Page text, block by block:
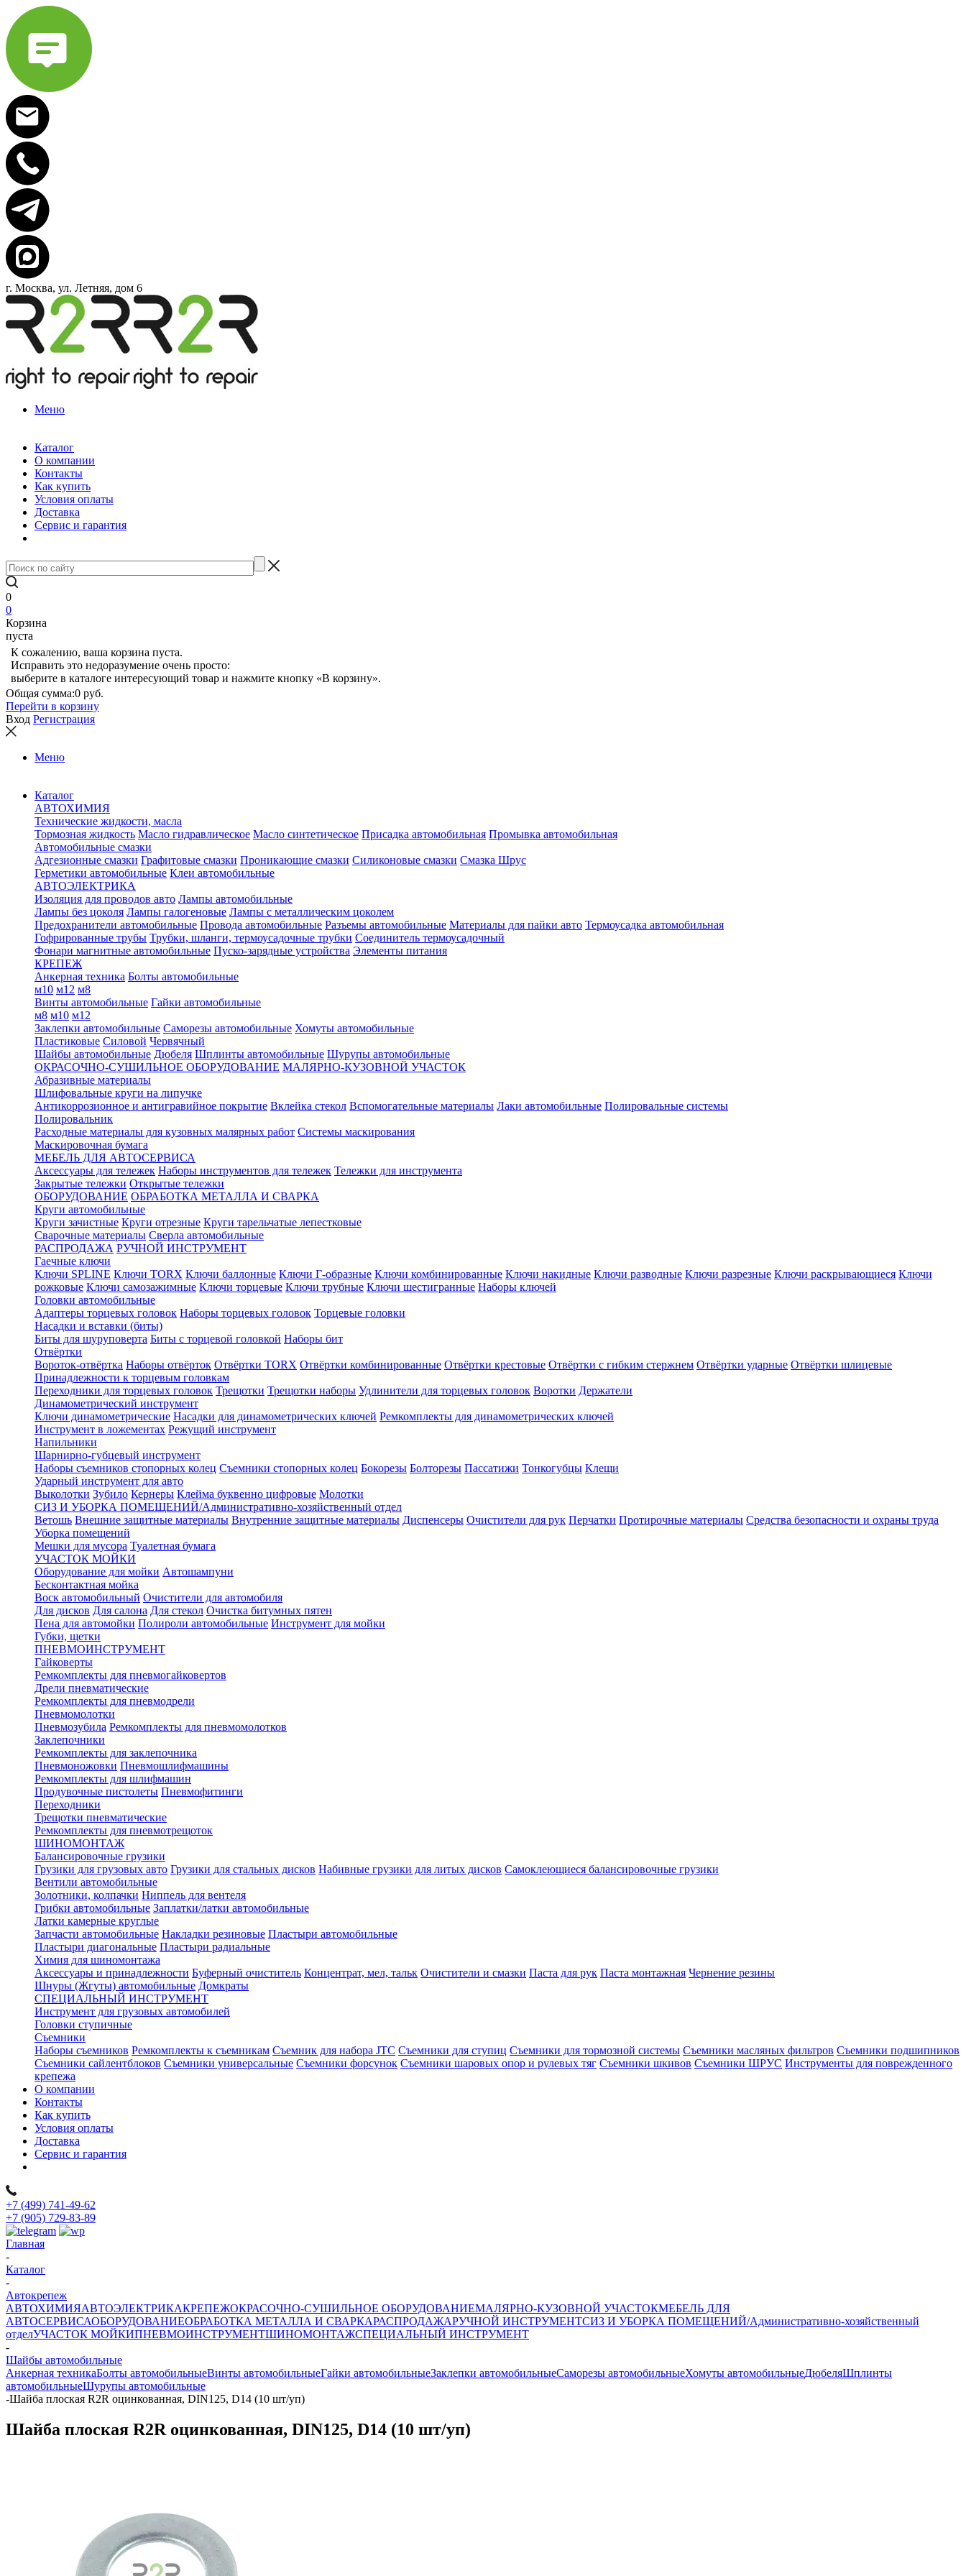
г. Москва, ул. Летняя, дом 6
Меню
Каталог
О компании
Контакты
Как купить
Условия оплаты
Доставка
Сервис и гарантия
0
0
Корзина
пуста
К сожалению, ваша корзина пуста.
Исправить это недоразумение очень просто:
выберите в каталоге интересующий товар и нажмите кнопку «В корзину».
Общая сумма:0 руб.
Перейти в корзину
Вход Регистрация
Меню
Каталог
АВТОХИМИЯ
Технические жидкости, масла
Тормозная жидкость Масло гидравлическое Масло синтетическое Присадка автомобильная Промывка автомобильная
Автомобильные смазки
Адгезионные смазки Графитовые смазки Проникающие смазки Силиконовые смазки Смазка Шрус
Герметики автомобильные Клеи автомобильные
АВТОЭЛЕКТРИКА
Изоляция для проводов авто Лампы автомобильные
Лампы без цоколя Лампы галогеновые Лампы с металлическим цоколем
Предохранители автомобильные Провода автомобильные Разъемы автомобильные Материалы для пайки авто Термоусадка автомобильная
Гофрированные трубы Трубки, шланги, термоусадочные трубки Соединитель термоусадочный
Фонари магнитные автомобильные Пуско-зарядные устройства Элементы питания
КРЕПЕЖ
Анкерная техника Болты автомобильные
м10 м12 м8
Винты автомобильные Гайки автомобильные
м8 м10 м12
Заклепки автомобильные Саморезы автомобильные Хомуты автомобильные
Пластиковые Силовой Червячный
Шайбы автомобильные Дюбеля Шплинты автомобильные Шурупы автомобильные
ОКРАСОЧНО-СУШИЛЬНОЕ ОБОРУДОВАНИЕ МАЛЯРНО-КУЗОВНОЙ УЧАСТОК
Абразивные материалы
Шлифовальные круги на липучке
Антикоррозионное и антигравийное покрытие Вклейка стекол Вспомогательные материалы Лаки автомобильные Полировальные системы
Полировальник
Расходные материалы для кузовных малярных работ Системы маскирования
Маскировочная бумага
МЕБЕЛЬ ДЛЯ АВТОСЕРВИСА
Аксессуары для тележек Наборы инструментов для тележек Тележки для инструмента
Закрытые тележки Открытые тележки
ОБОРУДОВАНИЕ ОБРАБОТКА МЕТАЛЛА И СВАРКА
Круги автомобильные
Круги зачистные Круги отрезные Круги тарельчатые лепестковые
Сварочные материалы Сверла автомобильные
РАСПРОДАЖА РУЧНОЙ ИНСТРУМЕНТ
Гаечные ключи
Ключи SPLINE Ключи TORX Ключи баллонные Ключи Г-образные Ключи комбинированные Ключи накидные Ключи разводные Ключи разрезные Ключи раскрывающиеся Ключи
рожковые Ключи самозажимные Ключи торцевые Ключи трубные Ключи шестигранные Наборы ключей
Головки автомобильные
Адаптеры торцевых головок Наборы торцевых головок Торцевые головки
Насадки и вставки (биты)
Биты для шуруповерта Биты с торцевой головкой Наборы бит
Отвёртки
Вороток-отвёртка Наборы отвёрток Отвёртки TORX Отвёртки комбинированные Отвёртки крестовые Отвёртки с гибким стержнем Отвёртки ударные Отвёртки шлицевые
Принадлежности к торцевым головкам
Переходники для торцевых головок Трещотки Трещотки наборы Удлинители для торцевых головок Воротки Держатели
Динамометрический инструмент
Ключи динамометрические Насадки для динамометрических ключей Ремкомплекты для динамометрических ключей
Инструмент в ложементах Режущий инструмент
Напильники
Шарнирно-губцевый инструмент
Наборы съемников стопорных колец Съемники стопорных колец Бокорезы Болторезы Пассатижи Тонкогубцы Клещи
Ударный инструмент для авто
Выколотки Зубило Кернеры Клейма буквенно цифровые Молотки
СИЗ И УБОРКА ПОМЕЩЕНИЙ/Административно-хозяйственный отдел
Ветошь Внешние защитные материалы Внутренние защитные материалы Диспенсеры Очистители для рук Перчатки Протирочные материалы Средства безопасности и охраны труда
Уборка помещений
Мешки для мусора Туалетная бумага
УЧАСТОК МОЙКИ
Оборудование для мойки Автошампуни
Бесконтактная мойка
Воск автомобильный Очистители для автомобиля
Для дисков Для салона Для стекол Очистка битумных пятен
Пена для автомойки Полироли автомобильные Инструмент для мойки
Губки, щетки
ПНЕВМОИНСТРУМЕНТ
Гайковерты
Ремкомплекты для пневмогайковертов
Дрели пневматические
Ремкомплекты для пневмодрели
Пневмомолотки
Пневмозубила Ремкомплекты для пневмомолотков
Заклепочники
Ремкомплекты для заклепочника
Пневмоножовки Пневмошлифмашины
Ремкомплекты для шлифмашин
Продувочные пистолеты Пневмофитинги
Переходники
Трещотки пневматические
Ремкомплекты для пневмотрещоток
ШИНОМОНТАЖ
Балансировочные грузики
Грузики для грузовых авто Грузики для стальных дисков Набивные грузики для литых дисков Самоклеющиеся балансировочные грузики
Вентили автомобильные
Золотники, колпачки Ниппель для вентеля
Грибки автомобильные Заплатки/латки автомобильные
Латки камерные круглые
Запчасти автомобильные Накладки резиновые Пластыри автомобильные
Пластыри диагональные Пластыри радиальные
Химия для шиномонтажа
Аксессуары и принадлежности Буферный очиститель Концентрат, мел, тальк Очистители и смазки Паста для рук Паста монтажная Чернение резины
Шнуры (Жгуты) автомобильные Домкраты
СПЕЦИАЛЬНЫЙ ИНСТРУМЕНТ
Инструмент для грузовых автомобилей
Головки ступичные
Съемники
Наборы съемников Ремкомплекты к съемникам Съемник для набора JTC Съемники для ступиц Съемники для тормозной системы Съемники масляных фильтров Съемники подшипников
Съемники сайлентблоков Съемники универсальные Съемники форсунок Съемники шаровых опор и рулевых тяг Съемники шкивов Съемники ШРУС Инструменты для поврежденного
крепежа
О компании
Контакты
Как купить
Условия оплаты
Доставка
Сервис и гарантия
+7 (499) 741-49-62
+7 (905) 729-83-89
Главная
-
Каталог
-
Автокрепеж
АВТОХИМИЯАВТОЭЛЕКТРИКАКРЕПЕЖОКРАСОЧНО-СУШИЛЬНОЕ ОБОРУДОВАНИЕМАЛЯРНО-КУЗОВНОЙ УЧАСТОКМЕБЕЛЬ ДЛЯ
АВТОСЕРВИСАОБОРУДОВАНИЕОБРАБОТКА МЕТАЛЛА И СВАРКАРАСПРОДАЖАРУЧНОЙ ИНСТРУМЕНТСИЗ И УБОРКА ПОМЕЩЕНИЙ/Административно-хозяйственный
отделУЧАСТОК МОЙКИПНЕВМОИНСТРУМЕНТШИНОМОНТАЖСПЕЦИАЛЬНЫЙ ИНСТРУМЕНТ
-
Шайбы автомобильные
Анкерная техникаБолты автомобильныеВинты автомобильныеГайки автомобильныеЗаклепки автомобильныеСаморезы автомобильныеХомуты автомобильныеДюбеляШплинты
автомобильныеШурупы автомобильные
-Шайба плоская R2R оцинкованная, DIN125, D14 (10 шт/уп)
Шайба плоская R2R оцинкованная, DIN125, D14 (10 шт/уп)